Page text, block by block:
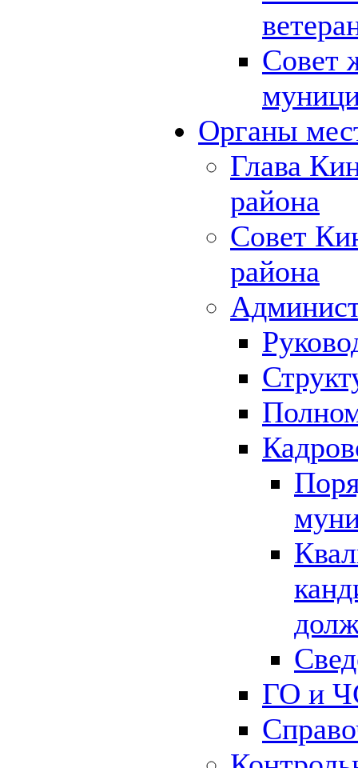
Совет
Органы
Глава
района
Совет
района
ГО и